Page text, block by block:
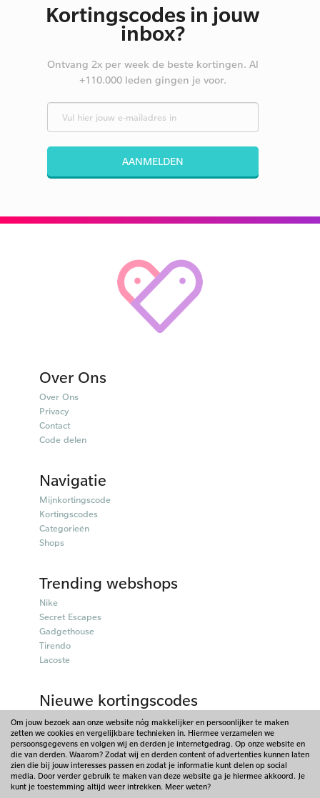
Kortingscodes in jouw
inbox?
Ontvang 2x per week de beste kortingen. Al
+110.000 leden gingen je voor.
AANMELDEN
Over Ons
Over Ons
Privacy
Contact
Code delen
Navigatie
Mijnkortingscode
Kortingscodes
Categorieën
Shops
Trending webshops
Nike
Secret Escapes
Gadgethouse
Tirendo
Lacoste
Nieuwe kortingscodes
Parfumado kortingscodes
Fitpen kortingscodes
Tiqets kortingscodes
Charles & Keith kortingscodes
Lookfantastic kortingscodes
Om jouw bezoek aan onze website nóg makkelijker en persoonlijker te maken
zetten we cookies en vergelijkbare technieken in. Hiermee verzamelen we
persoonsgegevens en volgen wij en derden je internetgedrag. Op onze website en
die van derden. Waarom? Zodat wij en derden content of advertenties kunnen laten
zien die bij jouw interesses passen en zodat je informatie kunt delen op social
media. Door verder gebruik te maken van deze website ga je hiermee akkoord. Je
kunt je toestemming altijd weer intrekken. Meer weten?